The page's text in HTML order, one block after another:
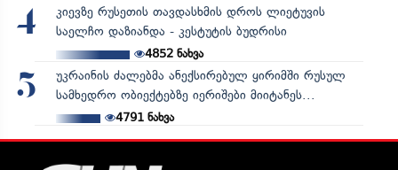
4
კიევზე რუსეთის თავდასხმის დროს ლიეტუვის
საელჩო დაზიანდა - კესტუტის ბუდრისი
4852ნახვა
5
უკრაინის ძალებმა ანექსირებულ ყირიმში რუსულ
სამხედრო ობიექტებზე იერიშები მიიტანეს...
4791ნახვა